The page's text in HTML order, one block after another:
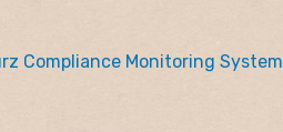
Compliance Monitoring System